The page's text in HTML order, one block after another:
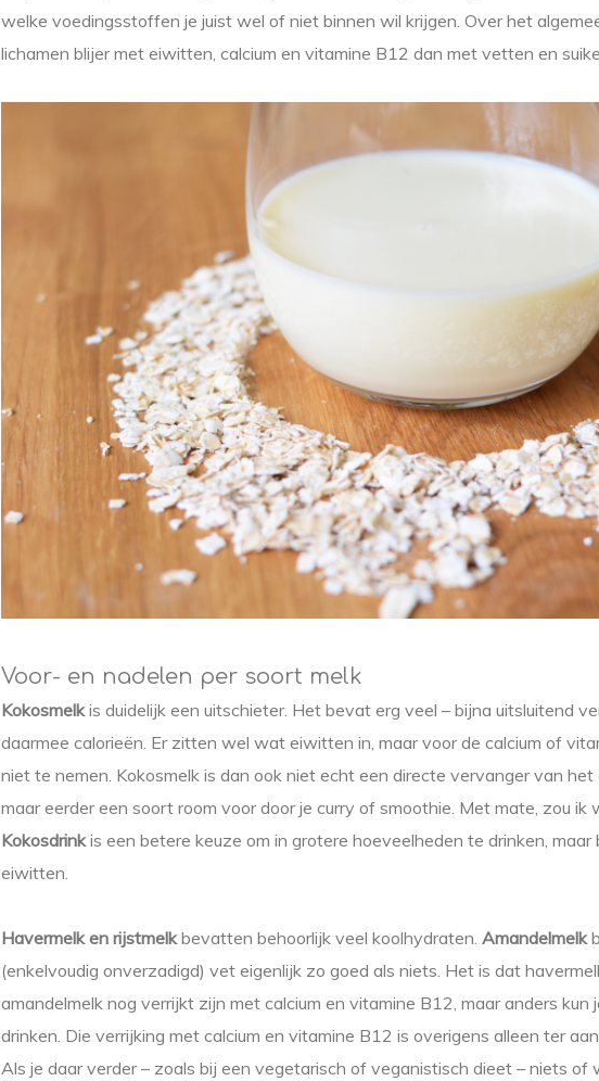
welke voedingsstoffen je juist wel of niet binnen wil krijgen. Over het
lichamen blijer met eiwitten, calcium en vitamine B12 dan met vetten en
Voor- en nadelen per soort melk
Kokosmelkis duidelijk een uitschieter. Het bevat erg veel – bijna uitsluitend
daarmee calorieën. Er zitten wel wat eiwitten in, maar voor de calcium of
niet te nemen. Kokosmelk is dan ook niet echt een directe vervanger van het
maar eerder een soort room voor door je curry of smoothie. Met mate, zou ik
Kokosdrinkis een betere keuze om in grotere hoeveelheden te drinken,
eiwitten.
Havermelk en rijstmelkbevatten behoorlijk veel koolhydraten. Amandelmelk
(enkelvoudig onverzadigd) vet eigenlijk zo goed als niets. Het is dat
amandelmelk nog verrijkt zijn met calcium en vitamine B12, maar anders
drinken. Die verrijking met calcium en vitamine B12 is overigens alleen ter
Als je daar verder – zoals bij een vegetarisch of veganistisch dieet – niets of